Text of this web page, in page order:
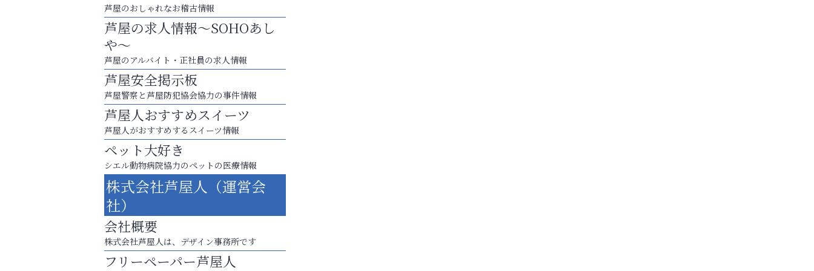
梅雨でカビが繁殖する前に！
エアコン掃除は“今”が最適
トレファク出張買取
芦屋のおしゃれなお稽古情報
芦屋の求人情報～SOHOあし
や～
芦屋のアルバイト・正社員の求人情報
芦屋安全掲示板
芦屋警察と芦屋防犯協会協力の事件情報
芦屋人おすすめスイーツ
芦屋人がおすすめするスイーツ情報
ペット大好き
シエル動物病院協力のペットの医療情報
株式会社芦屋人（運営会
社）
会社概要
株式会社芦屋人は、デザイン事務所です
フリーペーパー芦屋人